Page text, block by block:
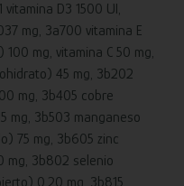
D3 1500 UI,
mg, 3a700 vitamina E
mg, vitamina C 50 mg,
45 mg, 3b202
mg, 3b405 cobre
mg, 3b503 manganeso
75 mg, 3b605 zinc
mg, 3b802 selenio